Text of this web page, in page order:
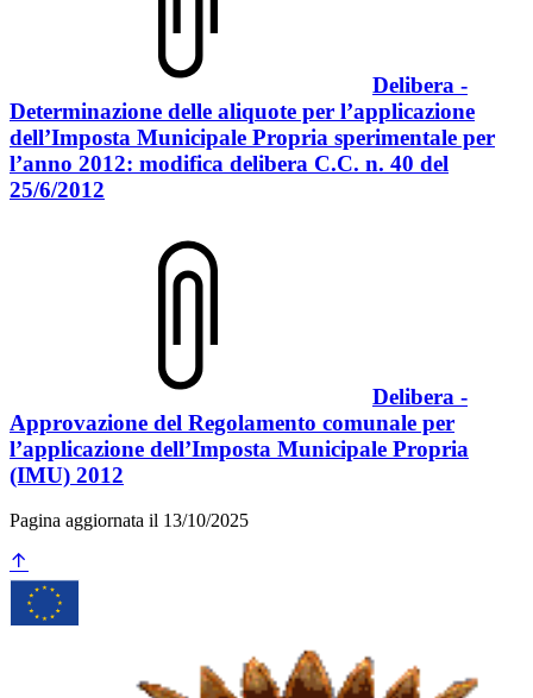
Delibera -
Determinazione delle aliquote per l’applicazione
dell’Imposta Municipale Propria sperimentale per
l’anno 2012: modifica delibera C.C. n. 40 del
25/6/2012
Delibera -
Approvazione del Regolamento comunale per
l’applicazione dell’Imposta Municipale Propria
(IMU) 2012
Pagina aggiornata il 13/10/2025